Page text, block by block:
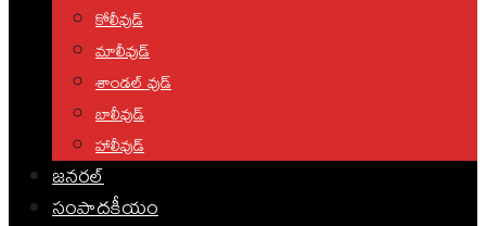
కోలీవుడ్
మాలీవుడ్
శాండల్ వుడ్
బాలీవుడ్
హాలీవుడ్
జనరల్
సంపాదకీయం